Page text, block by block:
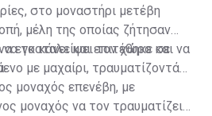
στο μοναστήρι μετέβη
μέλη της οποίας ζήτησαν
εγκαταλείψει τον χώρο και να
το κάνει και επιτέθηκε σε
με μαχαίρι, τραυματίζοντάς
μοναχός επενέβη, με
μοναχός να τον τραυματίζει